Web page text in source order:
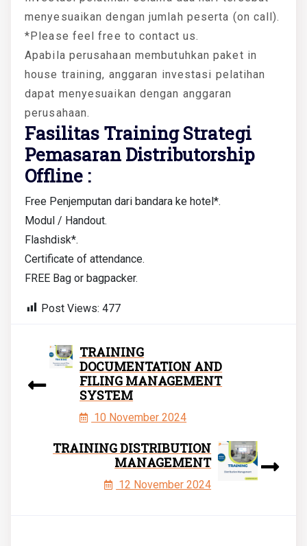
menyesuaikan dengan jumlah peserta (on call).
*Please feel free to contact us.
Apabila perusahaan membutuhkan paket in
house training, anggaran investasi pelatihan
dapat menyesuaikan dengan anggaran
perusahaan.
Fasilitas Training Strategi
Pemasaran Distributorship
Offline :
Free Penjemputan dari bandara ke hotel*.
Modul / Handout.
Flashdisk*.
Certificate of attendance.
FREE Bag or bagpacker.
Post Views: 477
TRAINING
DOCUMENTATION AND
FILING MANAGEMENT
SYSTEM
10 November 2024
TRAINING DISTRIBUTION
MANAGEMENT
12 November 2024